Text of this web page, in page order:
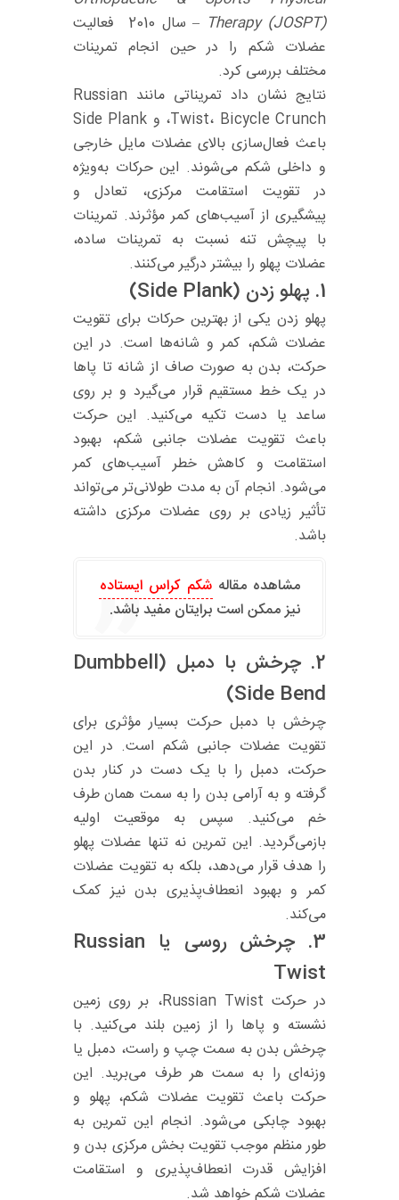
Therapy (JOSPT)
– سال 2010 فعالیت
عضلات شکم را در حین انجام تمرینات
مختلف بررسی کرد.
نتایج نشان داد تمریناتی مانند Russian
Twist، Bicycle Crunch، و Side Plank
باعث فعال‌سازی بالای عضلات مایل خارجی
و داخلی شکم می‌شوند. این حرکات به‌ویژه
در تقویت استقامت مرکزی، تعادل و
پیشگیری از آسیب‌های کمر مؤثرند. تمرینات
با پیچش تنه نسبت به تمرینات ساده،
عضلات پهلو را بیشتر درگیر می‌کنند.
1. پهلو زدن (Side Plank)
پهلو زدن یکی از بهترین حرکات برای تقویت
عضلات شکم، کمر و شانه‌ها است. در این
حرکت، بدن به صورت صاف از شانه تا پاها
در یک خط مستقیم قرار می‌گیرد و بر روی
ساعد یا دست تکیه می‌کنید. این حرکت
باعث تقویت عضلات جانبی شکم، بهبود
استقامت و کاهش خطر آسیب‌های کمر
می‌شود. انجام آن به مدت طولانی‌تر می‌تواند
تأثیر زیادی بر روی عضلات مرکزی داشته
باشد.
مشاهده مقاله شکم کراس ایستاده
نیز ممکن است برایتان مفید باشد.
2.
چرخش با دمبل (Dumbbell
Side Bend)
چرخش با دمبل حرکت بسیار مؤثری برای
تقویت عضلات جانبی شکم است. در این
حرکت، دمبل را با یک دست در کنار بدن
گرفته و به آرامی بدن را به سمت همان طرف
خم می‌کنید. سپس به موقعیت اولیه
بازمی‌گردید. این تمرین نه تنها عضلات پهلو
را هدف قرار می‌دهد، بلکه به تقویت عضلات
کمر و بهبود انعطاف‌پذیری بدن نیز کمک
می‌کند.
3. چرخش روسی یا
Russian
Twist
در حرکت Russian Twist، بر روی زمین
نشسته و پاها را از زمین بلند می‌کنید. با
چرخش بدن به سمت چپ و راست، دمبل یا
وزنه‌ای را به سمت هر طرف می‌برید. این
حرکت باعث تقویت عضلات شکم، پهلو و
بهبود چابکی می‌شود. انجام این تمرین به
طور منظم موجب تقویت بخش مرکزی بدن و
افزایش قدرت انعطاف‌پذیری و استقامت
عضلات شکم خواهد شد.